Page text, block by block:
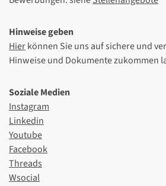
Hinweise geben
Hierkönnen Sie uns auf sichere und
Hinweise und Dokumente zukommen
Soziale Medien
Instagram
Linkedin
Youtube
Facebook
Threads
Wsocial